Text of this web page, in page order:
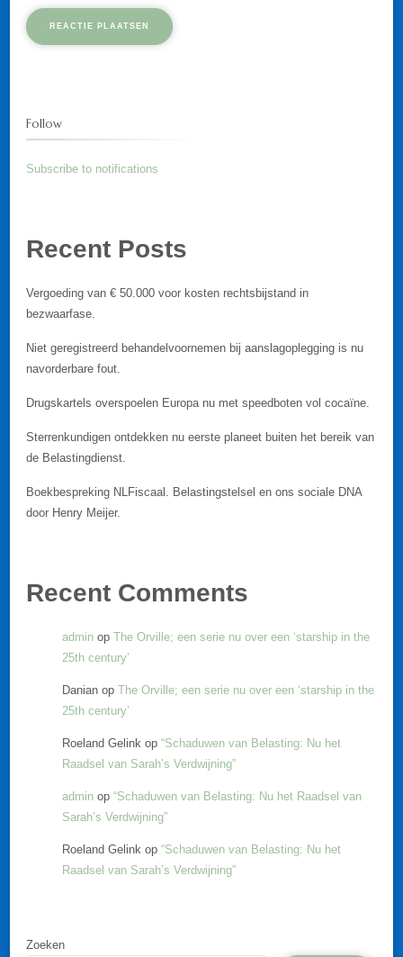
Follow
Subscribe to notifications
Recent Posts
Vergoeding van € 50.000 voor kosten rechtsbijstand in
bezwaarfase.
Niet geregistreerd behandelvoornemen bij aanslagoplegging is nu
navorderbare fout.
Drugskartels overspoelen Europa nu met speedboten vol cocaïne.
Sterrenkundigen ontdekken nu eerste planeet buiten het bereik van
de Belastingdienst.
Boekbespreking NLFiscaal. Belastingstelsel en ons sociale DNA
door Henry Meijer.
Recent Comments
admin op The Orville; een serie nu over een ‘starship in the
25th century’
Danian op The Orville; een serie nu over een ‘starship in the
25th century’
Roeland Gelink op “Schaduwen van Belasting: Nu het
Raadsel van Sarah’s Verdwijning”
admin op “Schaduwen van Belasting: Nu het Raadsel van
Sarah’s Verdwijning”
Roeland Gelink op “Schaduwen van Belasting: Nu het
Raadsel van Sarah’s Verdwijning”
Zoeken